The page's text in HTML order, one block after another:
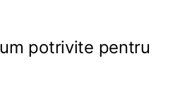
potrivite pentru